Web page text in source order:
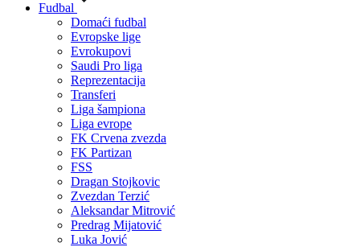
Fudbal
Domaći fudbal
Evropske lige
Evrokupovi
Saudi Pro liga
Reprezentacija
Transferi
Liga šampiona
Liga evrope
FK Crvena zvezda
FK Partizan
FSS
Dragan Stojkovic
Zvezdan Terzić
Aleksandar Mitrović
Predrag Mijatović
Luka Jović